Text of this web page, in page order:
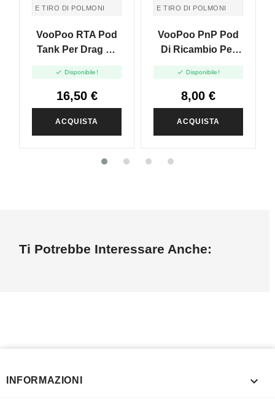
E TIRO DI POLMONI
TIRO IN GUANCIA MTL
E TIRO DI POLMONI
VooPoo RTA Pod
Tank Per Drag X /
 Disponibile!
16,50 €
ACQUISTA
E TIRO DI POLMONI
TIRO IN GUANCIA MTL
E TIRO DI POLMONI
VooPoo PnP Pod
Di Ricambio Per
Coil - 4.5ml - 2pz
 Disponibile!
8,00 €
ACQUISTA
Ti Potrebbe Interessare Anche:
INFORMAZIONI 